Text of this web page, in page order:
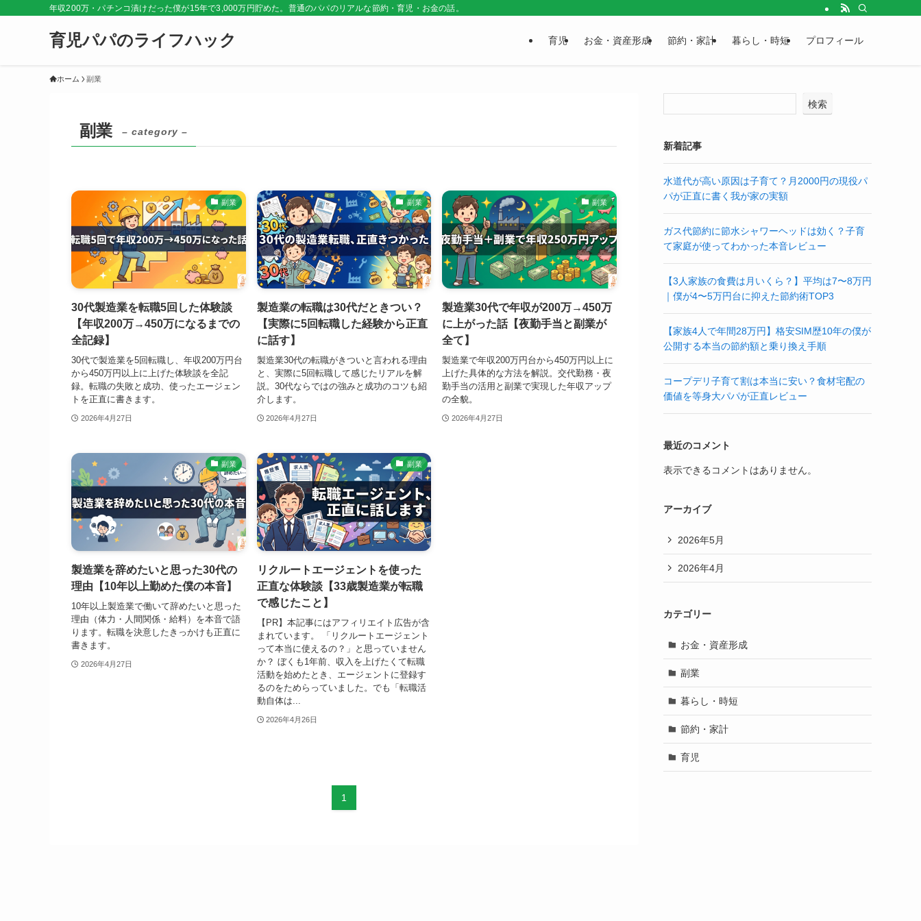
年収200万・パチンコ漬けだった僕が15年で3,000万円貯めた。普通のパパのリアルな節約・育児・お金の話。
育児パパのライフハック 育児 お金・資産形成 節約・家計 暮らし・時短 プロフィール
ホーム 副業
副業 – category –
副業
30代製造業を転職5回した体験談
【年収200万→450万になるまでの
全記録】
30代で製造業を5回転職し、年収200万円台
から450万円以上に上げた体験談を全記
録。転職の失敗と成功、使ったエージェン
トを正直に書きます。
2026年4月27日
副業
製造業の転職は30代だときつい？
【実際に5回転職した経験から正直
に話す】
製造業30代の転職がきついと言われる理由
と、実際に5回転職して感じたリアルを解
説。30代ならではの強みと成功のコツも紹
介します。
2026年4月27日
副業
製造業30代で年収が200万→450万
に上がった話【夜勤手当と副業が
全て】
製造業で年収200万円台から450万円以上に
上げた具体的な方法を解説。交代勤務・夜
勤手当の活用と副業で実現した年収アップ
の全貌。
2026年4月27日
副業
製造業を辞めたいと思った30代の
理由【10年以上勤めた僕の本音】
10年以上製造業で働いて辞めたいと思った
理由（体力・人間関係・給料）を本音で語
ります。転職を決意したきっかけも正直に
書きます。
2026年4月27日
副業
リクルートエージェントを使った
正直な体験談【33歳製造業が転職
で感じたこと】
【PR】本記事にはアフィリエイト広告が含
まれています。 「リクルートエージェント
って本当に使えるの？」と思っていません
か？ ぼくも1年前、収入を上げたくて転職
活動を始めたとき、エージェントに登録す
るのをためらっていました。でも「転職活
動自体は...
2026年4月26日
1
検索
新着記事
水道代が高い原因は子育て？月2000円の現役パ
パが正直に書く我が家の実額
ガス代節約に節水シャワーヘッドは効く？子育
て家庭が使ってわかった本音レビュー
【3人家族の食費は月いくら？】平均は7〜8万円
｜僕が4〜5万円台に抑えた節約術TOP3
【家族4人で年間28万円】格安SIM歴10年の僕が
公開する本当の節約額と乗り換え手順
コープデリ子育て割は本当に安い？食材宅配の
価値を等身大パパが正直レビュー
最近のコメント
表示できるコメントはありません。
アーカイブ
2026年5月
2026年4月
カテゴリー
お金・資産形成
副業
暮らし・時短
節約・家計
育児